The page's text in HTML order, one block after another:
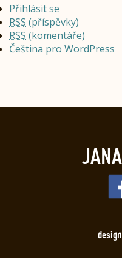
Přihlásit se
RSS (příspěvky)
RSS (komentáře)
Čeština pro WordPress